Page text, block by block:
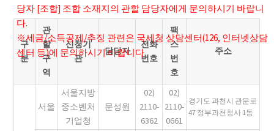
당자 [조합] 조합 소재지의 관할 담당자에게 문의하시기 바랍니
다.
※세금/소득공제/추징 관련은 국세청 상담센터(126, 인터넷상담
센터 등)에 문의하시기 바랍니다.
구
분
관
할
구
역
신청기
관
담당자
전화
번호
팩
스
번
호
주소
서울
서울지방
중소벤처
기업청
문성원
02)
2110-
6362
02)
2110-
0661
경기도 과천시 관문로
47 정부과천청사 1동